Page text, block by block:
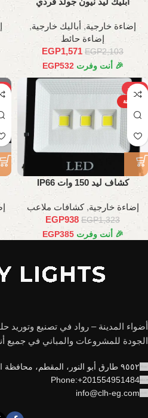
إضاءة خارجية, أباليك خارجية,
إضاءة حائط
EGP2,103
EGP1,571
🎉 أنت وفرت EGP532
-29%
الساخنة
كشاف ليد 150 وات IP66
إضاءة خارجية,كشافات ملاعب
EGP1,323
EGP938
🎉 أنت وفرت EGP385
أضواء المدينة – رواد في تصنيع وتوريد
الجودة للمشروعات والمباني في جميع
٩٥٥٢ طارق أبو النور، المقطم، محافظة القاهرة
Phone:+201554951484
info@clh-eg.com